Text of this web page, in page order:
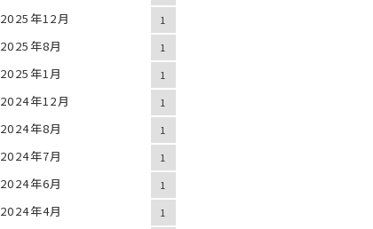
2025年12月 1
2025年8月 1
2025年1月 1
2024年12月 1
2024年8月 1
2024年7月 1
2024年6月 1
2024年4月 1